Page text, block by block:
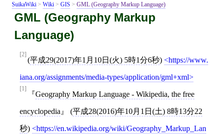
SuikaWiki > Wiki > GIS > GML (Geography Markup Language)
GML (Geography Markup
Language)
[2]
(平成29(2017)年1月10日(火) 5時1分6秒) https://www.
iana.org/assignments/media-types/application/gml+xml
[1]
Geography Markup Language - Wikipedia, the free
encyclopedia (平成28(2016)年10月1日(土) 8時13分22
秒) https://en.wikipedia.org/wiki/Geography_Markup_Lan